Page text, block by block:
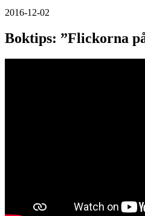
2016-12-02
Boktips: ”Flickorna